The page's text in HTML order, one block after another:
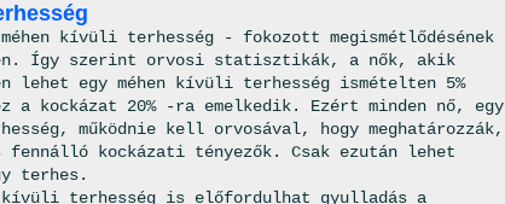
kívüli terhesség - fokozott megismétlődésének
Így szerint orvosi statisztikák, a nők, akik
lehet egy méhen kívüli terhesség ismételten 5%
kockázat 20% -ra emelkedik. Ezért minden nő, egy
működnie kell orvosával, hogy meghatározzák,
fennálló kockázati tényezők. Csak ezután lehet
terhes.
kívüli terhesség is előfordulhat gyulladás a